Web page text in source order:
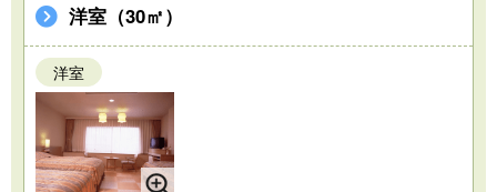
洋室（30㎡）
洋室